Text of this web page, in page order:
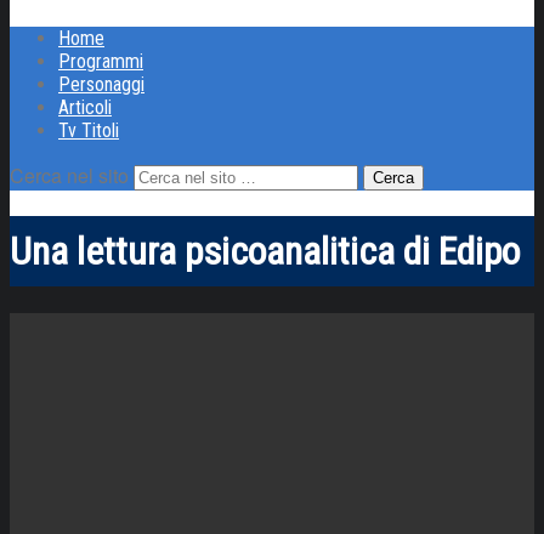
Home
Programmi
Personaggi
Articoli
Tv Titoli
Cerca nel sito
Una lettura psicoanalitica di Edipo